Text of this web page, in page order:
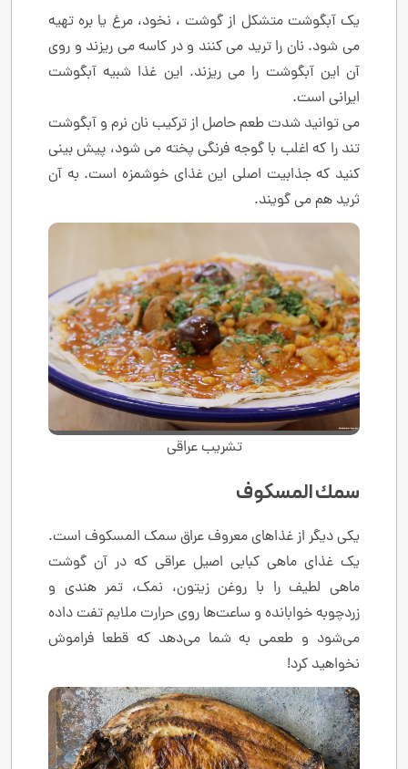
یک آبگوشت متشکل از گوشت ، نخود، مرغ یا بره تهیه
می شود. نان را ترید می کنند و در کاسه می ریزند و روی
آن این آبگوشت را می ریزند. این غذا شبیه آبگوشت
ایرانی است.
می توانید شدت طعم حاصل از ترکیب نان نرم و آبگوشت
تند را که اغلب با گوجه فرنگی پخته می شود، پیش بینی
کنید که جذابیت اصلی این غذای خوشمزه است. به آن
ثرید هم می گویند.
تشریب عراقی
سمك المسكوف
یکی دیگر از غذاهای معروف عراق سمک المسکوف است.
یک غذای ماهی کبابی اصیل عراقی که در آن گوشت
ماهی لطیف را با روغن زیتون، نمک، تمر هندی و
زردچوبه خوابانده و ساعت‌ها روی حرارت ملایم تفت داده
می‌شود و طعمی به شما می‌دهد که قطعا فراموش
نخواهید کرد!